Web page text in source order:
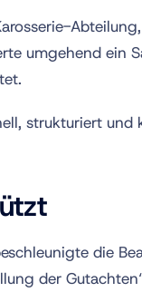
umgehend ein
strukturiert
die
der